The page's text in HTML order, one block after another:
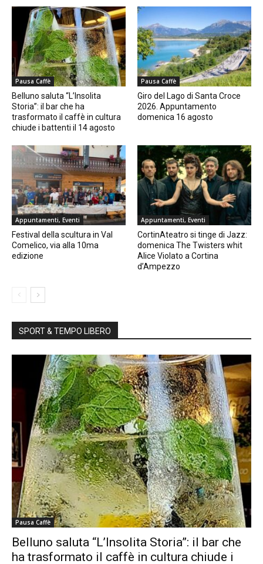
Pausa Caffè
Belluno saluta “L’Insolita
Storia”: il bar che ha
trasformato il caffè in cultura
chiude i battenti il 14 agosto
Pausa Caffè
Giro del Lago di Santa Croce
2026. Appuntamento
domenica 16 agosto
Appuntamenti, Eventi
Festival della scultura in Val
Comelico, via alla 10ma
edizione
Appuntamenti, Eventi
CortinAteatro si tinge di Jazz:
domenica The Twisters whit
Alice Violato a Cortina
d’Ampezzo
SPORT & TEMPO LIBERO
Pausa Caffè
Belluno saluta “L’Insolita Storia”: il bar che
ha trasformato il caffè in cultura chiude i